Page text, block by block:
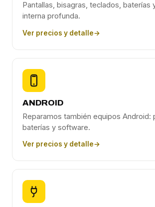
Pantallas, bisagras, teclados, baterías
interna profunda.
Ver precios y detalle→
ANDROID
Reparamos también equipos Android:
baterías y software.
Ver precios y detalle→